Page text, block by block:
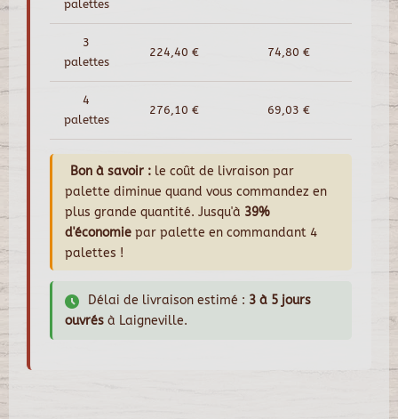
palettes
3
palettes
224,40 € 74,80 €
4
palettes
276,10 € 69,03 €
Bon à savoir : le coût de livraison par
palette diminue quand vous commandez en
plus grande quantité. Jusqu'à 39%
d'économie par palette en commandant 4
palettes !
Délai de livraison estimé : 3 à 5 jours
ouvrés à Laigneville.